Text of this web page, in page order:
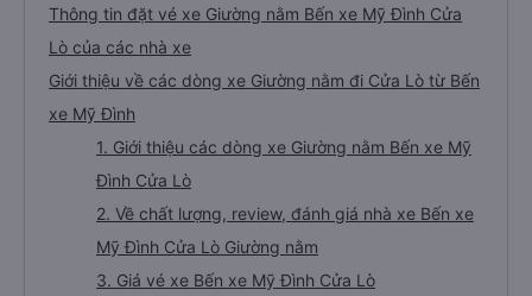
Thông tin đặt vé xe Giường nằm Bến xe Mỹ Đình Cửa
Lò của các nhà xe
Giới thiệu về các dòng xe Giường nằm đi Cửa Lò từ Bến
xe Mỹ Đình
1. Giới thiệu các dòng xe Giường nằm Bến xe Mỹ
Đình Cửa Lò
2. Về chất lượng, review, đánh giá nhà xe Bến xe
Mỹ Đình Cửa Lò Giường nằm
3. Giá vé xe Bến xe Mỹ Đình Cửa Lò